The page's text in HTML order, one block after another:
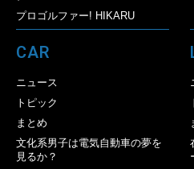
プロゴルファー! HIKARU
CAR
ニュース
トピック
まとめ
文化系男子は電気自動車の夢を
見るか？